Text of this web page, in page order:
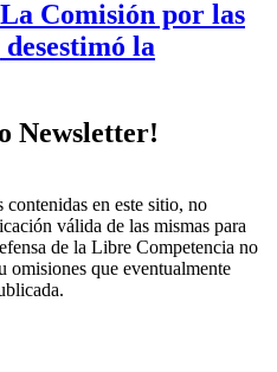
Comisión por las
la
Newsletter!
en este sitio, no
válida de las mismas para
de la Libre Competencia no
omisiones que eventualmente